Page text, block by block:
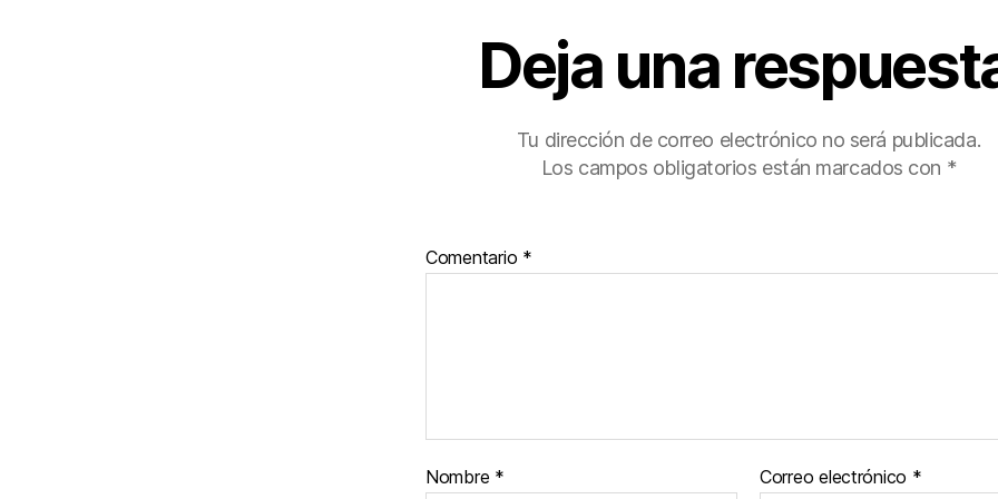
Deja una
Tu dirección de correo electrónico no será publicada.
Los campos obligatorios están marcados con *
Comentario *
Nombre * Correo electrónico *